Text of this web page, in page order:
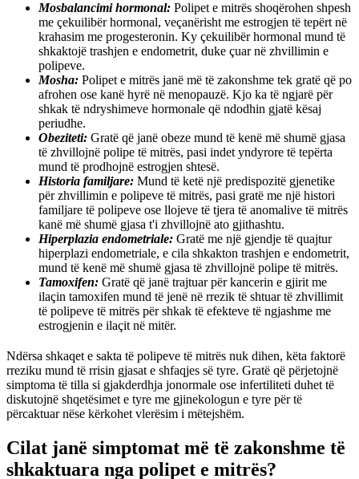
Mosbalancimi hormonal: Polipet e mitrës shoqërohen shpesh
me çekuilibër hormonal, veçanërisht me estrogjen të tepërt në
krahasim me progesteronin. Ky çekuilibër hormonal mund të
shkaktojë trashjen e endometrit, duke çuar në zhvillimin e
polipeve.
Mosha: Polipet e mitrës janë më të zakonshme tek gratë që po
afrohen ose kanë hyrë në menopauzë. Kjo ka të ngjarë për
shkak të ndryshimeve hormonale që ndodhin gjatë kësaj
periudhe.
Obeziteti: Gratë që janë obeze mund të kenë më shumë gjasa
të zhvillojnë polipe të mitrës, pasi indet yndyrore të tepërta
mund të prodhojnë estrogjen shtesë.
Historia familjare: Mund të ketë një predispozitë gjenetike
për zhvillimin e polipeve të mitrës, pasi gratë me një histori
familjare të polipeve ose llojeve të tjera të anomalive të mitrës
kanë më shumë gjasa t'i zhvillojnë ato gjithashtu.
Hiperplazia endometriale: Gratë me një gjendje të quajtur
hiperplazi endometriale, e cila shkakton trashjen e endometrit,
mund të kenë më shumë gjasa të zhvillojnë polipe të mitrës.
Tamoxifen: Gratë që janë trajtuar për kancerin e gjirit me
ilaçin tamoxifen mund të jenë në rrezik të shtuar të zhvillimit
të polipeve të mitrës për shkak të efekteve të ngjashme me
estrogjenin e ilaçit në mitër.
Ndërsa shkaqet e sakta të polipeve të mitrës nuk dihen, këta faktorë
rreziku mund të rrisin gjasat e shfaqjes së tyre. Gratë që përjetojnë
simptoma të tilla si gjakderdhja jonormale ose infertiliteti duhet të
diskutojnë shqetësimet e tyre me gjinekologun e tyre për të
përcaktuar nëse kërkohet vlerësim i mëtejshëm.
Cilat janë simptomat më të zakonshme të
shkaktuara nga polipet e mitrës?